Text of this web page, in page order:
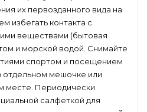
их первозданного вида на
избегать контакта с
веществами (бытовая
и морской водой. Снимайте
спортом и посещением
отдельном мешочке или
месте. Периодически
салфеткой для